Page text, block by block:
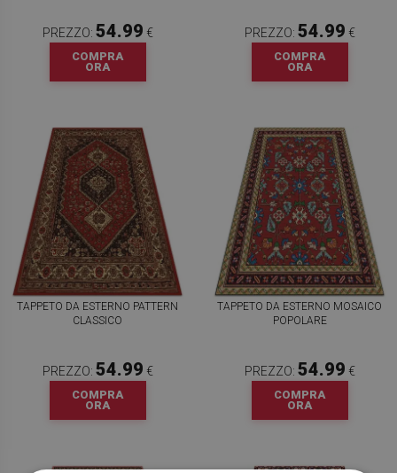
PREZZO: 54.99 €
COMPRA
ORA
PREZZO: 54.99 €
COMPRA
ORA
TAPPETO DA ESTERNO PATTERN
CLASSICO
PREZZO: 54.99 €
COMPRA
ORA
TAPPETO DA ESTERNO MOSAICO
POPOLARE
PREZZO: 54.99 €
COMPRA
ORA